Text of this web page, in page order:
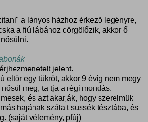
a lányos házhoz érkező legényre,
a fiú lábához dörgölőzik, akkor ő
jelent.
eltör egy tükröt, akkor 9 évig nem megy
meg, tartja a régi mondás.
és azt akarják, hogy szerelmük
hajának szálait süssék tésztába, és
(saját vélemény, pfúj)